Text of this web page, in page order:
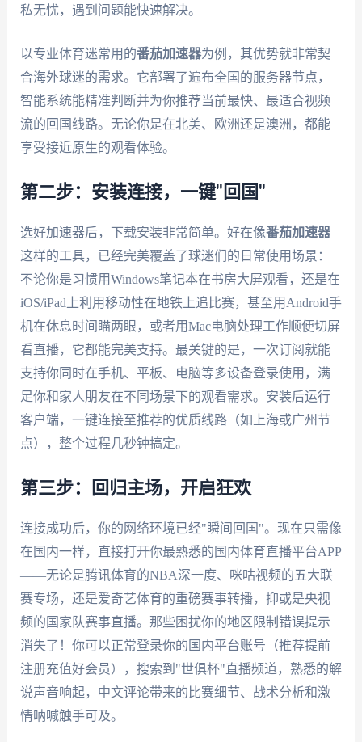
私无忧，遇到问题能快速解决。
以专业体育迷常用的番茄加速器为例，其优势就非常契
合海外球迷的需求。它部署了遍布全国的服务器节点，
智能系统能精准判断并为你推荐当前最快、最适合视频
流的回国线路。无论你是在北美、欧洲还是澳洲，都能
享受接近原生的观看体验。
第二步：安装连接，一键"回国"
选好加速器后，下载安装非常简单。好在像番茄加速器
这样的工具，已经完美覆盖了球迷们的日常使用场景：
不论你是习惯用Windows笔记本在书房大屏观看，还是在
iOS/iPad上利用移动性在地铁上追比赛，甚至用Android手
机在休息时间瞄两眼，或者用Mac电脑处理工作顺便切屏
看直播，它都能完美支持。最关键的是，一次订阅就能
支持你同时在手机、平板、电脑等多设备登录使用，满
足你和家人朋友在不同场景下的观看需求。安装后运行
客户端，一键连接至推荐的优质线路（如上海或广州节
点），整个过程几秒钟搞定。
第三步：回归主场，开启狂欢
连接成功后，你的网络环境已经"瞬间回国"。现在只需像
在国内一样，直接打开你最熟悉的国内体育直播平台APP
——无论是腾讯体育的NBA深一度、咪咕视频的五大联
赛专场，还是爱奇艺体育的重磅赛事转播，抑或是央视
频的国家队赛事直播。那些困扰你的地区限制错误提示
消失了！你可以正常登录你的国内平台账号（推荐提前
注册充值好会员），搜索到"世俱杯"直播频道，熟悉的解
说声音响起，中文评论带来的比赛细节、战术分析和激
情呐喊触手可及。